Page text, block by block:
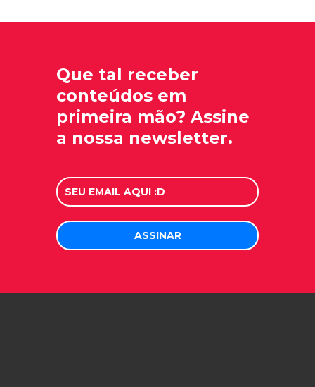
Que tal receber
conteúdos em
primeira mão? Assine
a nossa newsletter.